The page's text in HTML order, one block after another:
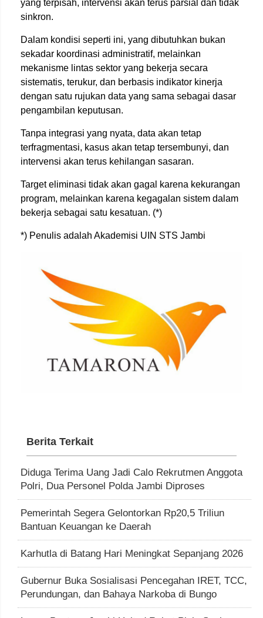
yang terpisah, intervensi akan terus parsial dan tidak
sinkron.
Dalam kondisi seperti ini, yang dibutuhkan bukan
sekadar koordinasi administratif, melainkan
mekanisme lintas sektor yang bekerja secara
sistematis, terukur, dan berbasis indikator kinerja
dengan satu rujukan data yang sama sebagai dasar
pengambilan keputusan.
Tanpa integrasi yang nyata, data akan tetap
terfragmentasi, kasus akan tetap tersembunyi, dan
intervensi akan terus kehilangan sasaran.
Target eliminasi tidak akan gagal karena kekurangan
program, melainkan karena kegagalan sistem dalam
bekerja sebagai satu kesatuan. (*)
*) Penulis adalah Akademisi UIN STS Jambi
Berita Terkait
Diduga Terima Uang Jadi Calo Rekrutmen Anggota
Polri, Dua Personel Polda Jambi Diproses
Pemerintah Segera Gelontorkan Rp20,5 Triliun
Bantuan Keuangan ke Daerah
Karhutla di Batang Hari Meningkat Sepanjang 2026
Gubernur Buka Sosialisasi Pencegahan IRET, TCC,
Perundungan, dan Bahaya Narkoba di Bungo